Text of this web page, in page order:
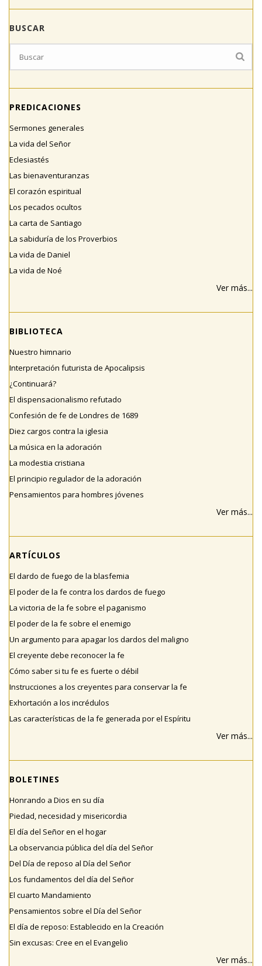
BUSCAR
PREDICACIONES
Sermones generales
La vida del Señor
Eclesiastés
Las bienaventuranzas
El corazón espiritual
Los pecados ocultos
La carta de Santiago
La sabiduría de los Proverbios
La vida de Daniel
La vida de Noé
Ver más...
BIBLIOTECA
Nuestro himnario
Interpretación futurista de Apocalipsis
¿Continuará?
El dispensacionalismo refutado
Confesión de fe de Londres de 1689
Diez cargos contra la iglesia
La música en la adoración
La modestia cristiana
El principio regulador de la adoración
Pensamientos para hombres jóvenes
Ver más...
ARTÍCULOS
El dardo de fuego de la blasfemia
El poder de la fe contra los dardos de fuego
La victoria de la fe sobre el paganismo
El poder de la fe sobre el enemigo
Un argumento para apagar los dardos del maligno
El creyente debe reconocer la fe
Cómo saber si tu fe es fuerte o débil
Instrucciones a los creyentes para conservar la fe
Exhortación a los incrédulos
Las características de la fe generada por el Espíritu
Ver más...
BOLETINES
Honrando a Dios en su día
Piedad, necesidad y misericordia
El día del Señor en el hogar
La observancia pública del día del Señor
Del Día de reposo al Día del Señor
Los fundamentos del día del Señor
El cuarto Mandamiento
Pensamientos sobre el Día del Señor
El día de reposo: Establecido en la Creación
Sin excusas: Cree en el Evangelio
Ver más...